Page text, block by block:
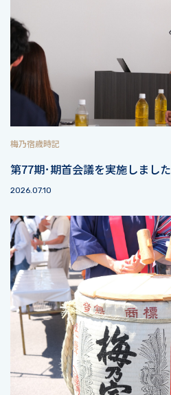
梅乃宿歳時記
第77期･期首会議を実施しました
2026.07.10